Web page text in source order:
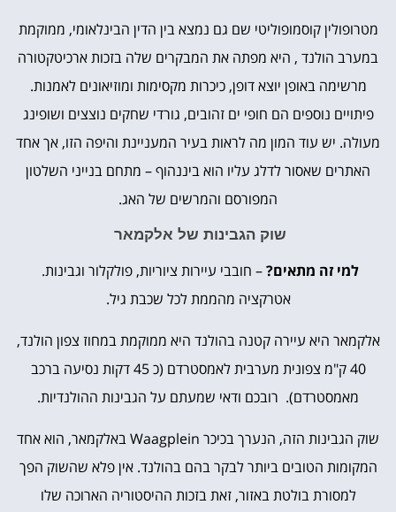
מטרופולין קוסמופוליטי שם גם נמצא בין הדין הבינלאומי, ממוקמת
במערב הולנד , היא מפתה את המבקרים שלה בזכות ארכיטקטורה
מרשימה באופן יוצא דופן, כיכרות מקסימות ומוזיאונים לאמנות.
פיתויים נוספים הם חופי ים זהובים, גורדי שחקים נוצצים ושופינג
מעולה. יש עוד המון מה לראות בעיר המעניינת והיפה הזו, אך אחד
האתרים שאסור לדלג עליו הוא ביננהוף – מתחם בנייני השלטון
המפורסם והמרשים של האג.
שוק הגבינות של אלקמאר
למי זה מתאים?– חובבי עיירות ציוריות, פולקלור וגבינות.
אטרקציה מהממת לכל שכבת גיל.
אלקמאר היא עיירה קטנה בהולנד היא ממוקמת במחוז צפון הולנד,
40 ק"מ צפונית מערבית לאמסטרדם (כ 45 דקות נסיעה ברכב
מאמסטרדם). רובכם ודאי שמעתם על הגבינות ההולנדיות.
שוק הגבינות הזה, הנערך בכיכר Waagplein באלקמאר, הוא אחד
המקומות הטובים ביותר לבקר בהם בהולנד. אין פלא שהשוק הפך
למסורת בולטת באזור, זאת בזכות ההיסטוריה הארוכה שלו